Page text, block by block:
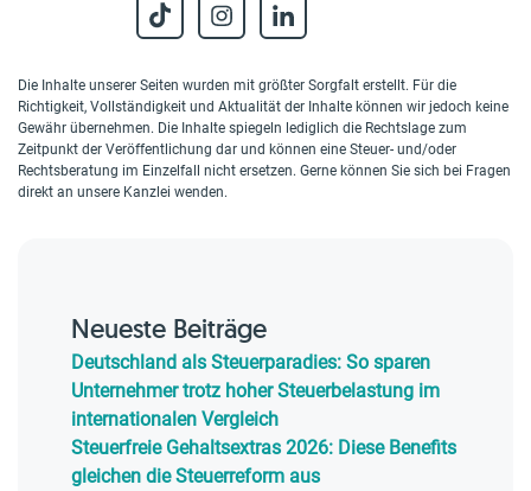
Die Inhalte unserer Seiten wurden mit größter Sorgfalt erstellt. Für die
Richtigkeit, Vollständigkeit und Aktualität der Inhalte können wir jedoch keine
Gewähr übernehmen. Die Inhalte spiegeln lediglich die Rechtslage zum
Zeitpunkt der Veröffentlichung dar und können eine Steuer- und/oder
Rechtsberatung im Einzelfall nicht ersetzen. Gerne können Sie sich bei Fragen
direkt an unsere Kanzlei wenden.
Neueste Beiträge
Deutschland als Steuerparadies: So sparen
Unternehmer trotz hoher Steuerbelastung im
internationalen Vergleich
Steuerfreie Gehaltsextras 2026: Diese Benefits
gleichen die Steuerreform aus